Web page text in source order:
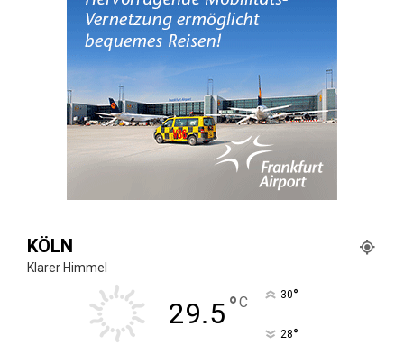
KÖLN
Klarer Himmel
29.5°C 30°
28°